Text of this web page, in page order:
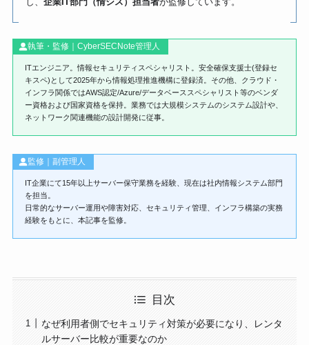
し、 企業IT部門（情シス）担当者が監修しています。
執筆・監修｜CyberSECNote管理人
ITエンジニア。情報セキュリティスペシャリスト。安全確保支援士(登録セ
キスペ)として2025年から情報処理推進機構に登録済。その他、クラウド・
インフラ関係ではAWS認定/Azure/データベーススペシャリスト等のベンダ
ー資格および国家資格を保持。業務では大規模システムのシステム設計や、
ネットワーク関連機能の設計開発に従事。
監修｜副管理人
IT企業にて15年以上サーバー保守業務を経験、現在は社内情報システム部門
を担当。
日常的なサーバー運用や障害対応、セキュリティ管理、インフラ構築の実務
経験をもとに、本記事を監修。
目次
なぜ利用者側でセキュリティ対策が必要になり、レンタ
ルサーバー比較が重要なのか